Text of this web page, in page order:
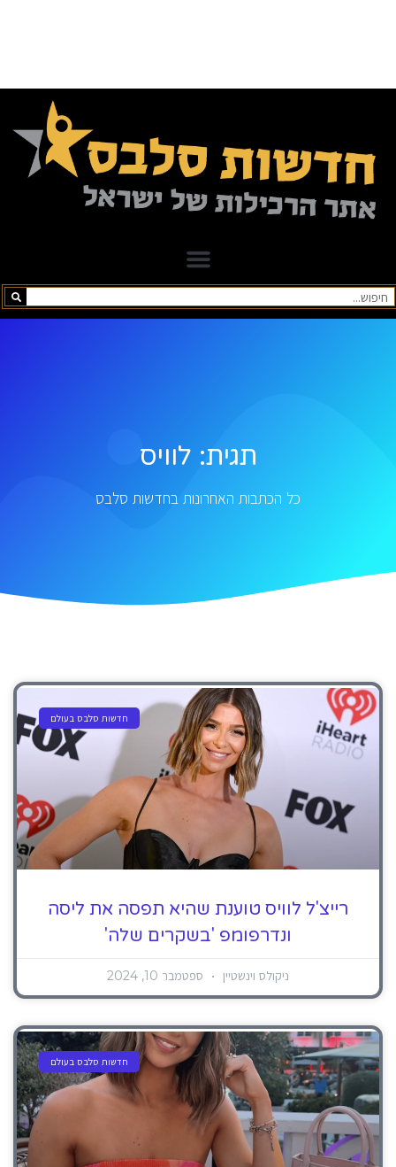
תגית: לוויס
כל הכתבות האחרונות בחדשות סלבס
חדשות סלבס בעולם
רייצ'ל לוויס טוענת שהיא תפסה את ליסה
ונדרפומפ 'בשקרים שלה'
ניקולס וינשטיין ספטמבר 10, 2024
חדשות סלבס בעולם